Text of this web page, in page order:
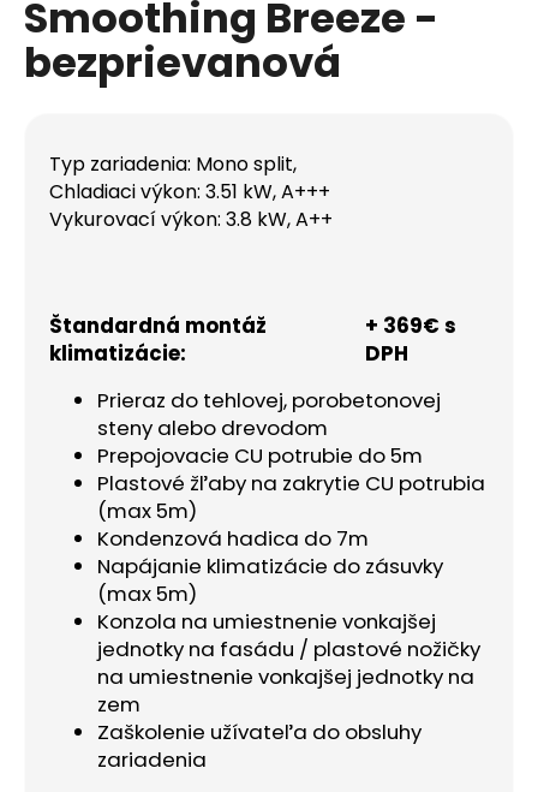
Smoothing Breeze -
bezprievanová
Typ zariadenia: Mono split,
Chladiaci výkon: 3.51 kW, A+++
Vykurovací výkon: 3.8 kW, A++
Štandardná montáž
klimatizácie:
+ 369€ s
DPH
Prieraz do tehlovej, porobetonovej
steny alebo drevodom
Prepojovacie CU potrubie do 5m
Plastové žľaby na zakrytie CU potrubia
(max 5m)
Kondenzová hadica do 7m
Napájanie klimatizácie do zásuvky
(max 5m)
Konzola na umiestnenie vonkajšej
jednotky na fasádu / plastové nožičky
na umiestnenie vonkajšej jednotky na
zem
Zaškolenie užívateľa do obsluhy
zariadenia
á